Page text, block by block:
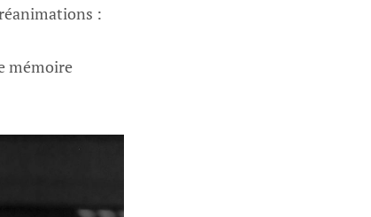
:
mémoire